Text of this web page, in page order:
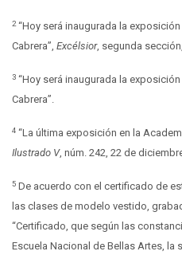
2“Hoy será inaugurada la
Cabrera”, Excélsior, segunda
3 “Hoy será inaugurada la
Cabrera”.
4 “La última exposición en la
Ilustrado V, núm. 242, 22 de
5 De acuerdo con el certificado de
las clases de modelo vestido,
“Certificado, que según las
Escuela Nacional de Bellas Artes, la